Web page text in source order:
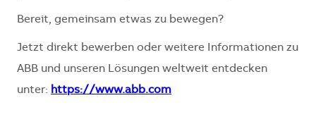
Bereit, gemeinsam etwas zu bewegen?
Jetzt direkt bewerben oder weitere Informationen zu
ABB und unseren Lösungen weltweit entdecken
unter: https://www.abb.com